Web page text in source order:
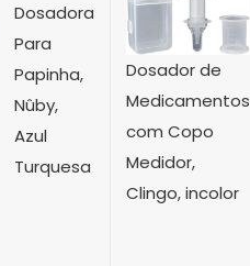
Dosadora
Para
Papinha,
Nûby,
Azul
Turquesa
Dosador de
Medicamentos
com Copo
Medidor,
Clingo, incolor